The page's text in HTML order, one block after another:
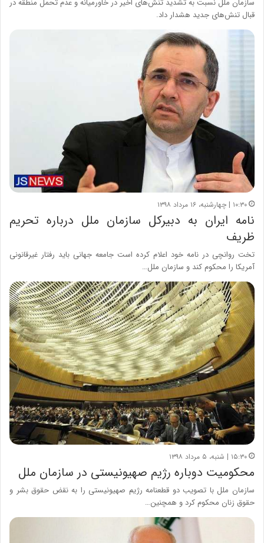
سازمان ملل نسبت به تشدید تنش‌های اخیر در خاورمیانه و عدم تحمل منطقه در
قبال تنش‌های جدید هشدار داد.
۱۰:۳۰ | چهارشنبه، ۱۶ مرداد ۱۳۹۸
نامه ایران به دبیرکل سازمان ملل درباره تحریم
ظریف
تخت روانچی در نامه خود اعلام کرده است جامعه جهانی باید رفتار غیرقانونی
آمریکا را محکوم کند و سازمان ملل…
۱۵:۳۰ | شنبه، ۵ مرداد ۱۳۹۸
محکومیت دوباره رژیم صهیونیستی در سازمان ملل
سازمان ملل با تصویب دو قطعنامه رژیم صهیونیستی را به نقض حقوق بشر و
حقوق زنان محکوم کرد و همچنین…